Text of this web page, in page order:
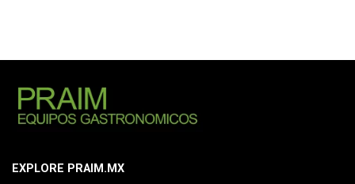
EXPLORE PRAIM.MX